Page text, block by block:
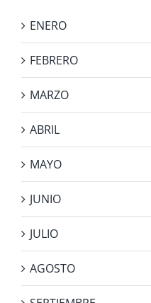
ENERO
FEBRERO
MARZO
ABRIL
MAYO
JUNIO
JULIO
AGOSTO